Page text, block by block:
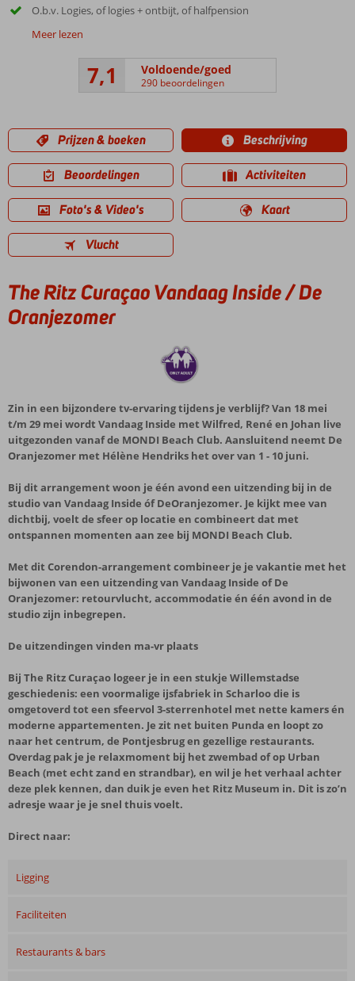
O.b.v. Logies, of logies + ontbijt, of halfpension
Meer lezen
7,1 Voldoende/goed
290 beoordelingen
Prijzen & boeken Beschrijving
Beoordelingen Activiteiten
Foto's & Video's Kaart
Vlucht
The Ritz Curaçao Vandaag Inside / De
Oranjezomer
Zin in een bijzondere tv-ervaring tijdens je verblijf? Van 18 mei
t/m 29 mei wordt Vandaag Inside met Wilfred, René en Johan live
uitgezonden vanaf de MONDI Beach Club. Aansluitend neemt De
Oranjezomer met Hélène Hendriks het over van 1 - 10 juni.
Bij dit arrangement woon je één avond een uitzending bij in de
studio van Vandaag Inside óf DeOranjezomer. Je kijkt mee van
dichtbij, voelt de sfeer op locatie en combineert dat met
ontspannen momenten aan zee bij MONDI Beach Club.
Met dit Corendon-arrangement combineer je je vakantie met het
bijwonen van een uitzending van Vandaag Inside of De
Oranjezomer: retourvlucht, accommodatie én één avond in de
studio zijn inbegrepen.
De uitzendingen vinden ma-vr plaats
Bij The Ritz Curaçao logeer je in een stukje Willemstadse
geschiedenis: een voormalige ijsfabriek in Scharloo die is
omgetoverd tot een sfeervol 3-sterrenhotel met nette kamers én
moderne appartementen. Je zit net buiten Punda en loopt zo
naar het centrum, de Pontjesbrug en gezellige restaurants.
Overdag pak je je relaxmoment bij het zwembad of op Urban
Beach (met echt zand en strandbar), en wil je het verhaal achter
deze plek kennen, dan duik je even het Ritz Museum in. Dit is zo’n
adresje waar je je snel thuis voelt.
Direct naar:
Ligging
Faciliteiten
Restaurants & bars